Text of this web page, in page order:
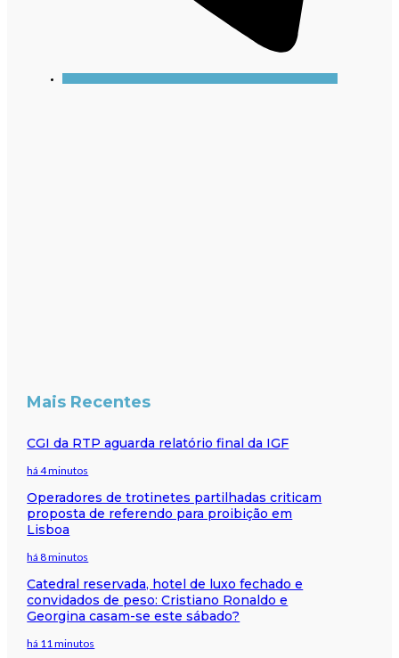
Mais Recentes
CGI da RTP aguarda relatório final da IGF
há 4 minutos
Operadores de trotinetes partilhadas criticam
proposta de referendo para proibição em
Lisboa
há 8 minutos
Catedral reservada, hotel de luxo fechado e
convidados de peso: Cristiano Ronaldo e
Georgina casam-se este sábado?
há 11 minutos